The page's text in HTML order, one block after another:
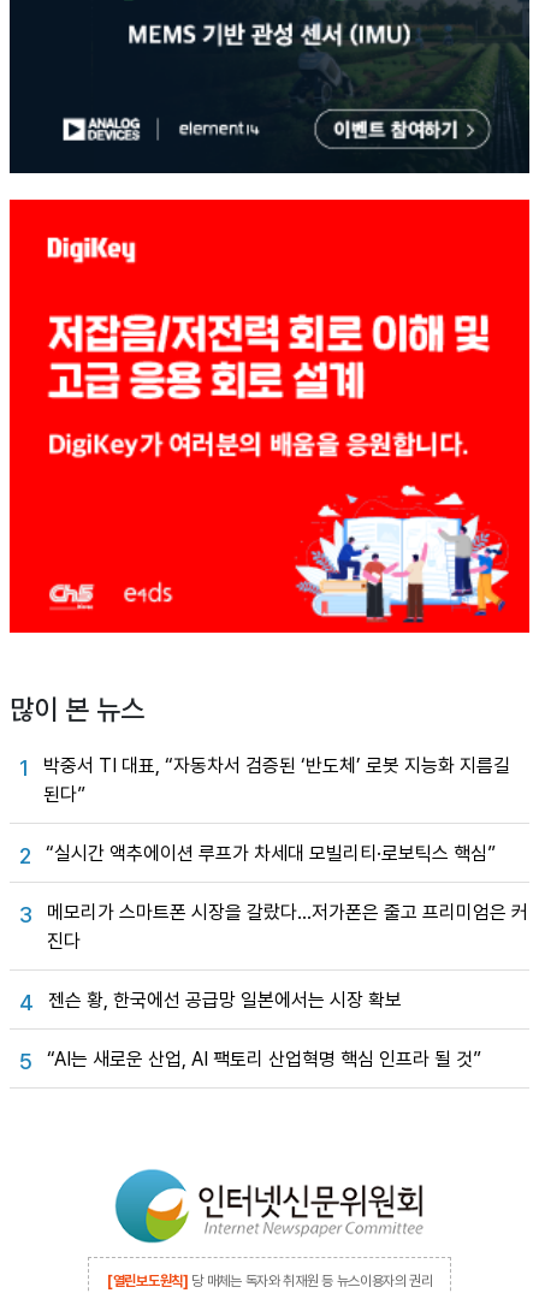
많이 본 뉴스
1
박중서 TI 대표, “자동차서 검증된 ‘반도체’ 로봇 지능화 지름길
된다”
2 “실시간 액추에이션 루프가 차세대 모빌리티·로보틱스 핵심”
3
메모리가 스마트폰 시장을 갈랐다…저가폰은 줄고 프리미엄은 커
진다
4 젠슨 황, 한국에선 공급망 일본에서는 시장 확보
5 “AI는 새로운 산업, AI 팩토리 산업혁명 핵심 인프라 될 것”
[열린보도원칙] 당 매체는 독자와 취재원 등 뉴스이용자의 권리